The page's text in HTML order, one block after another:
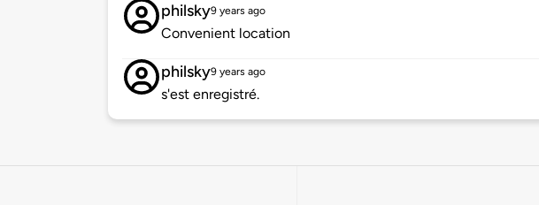
philsky9 years ago
Convenient location
philsky9 years ago
s'est enregistré.